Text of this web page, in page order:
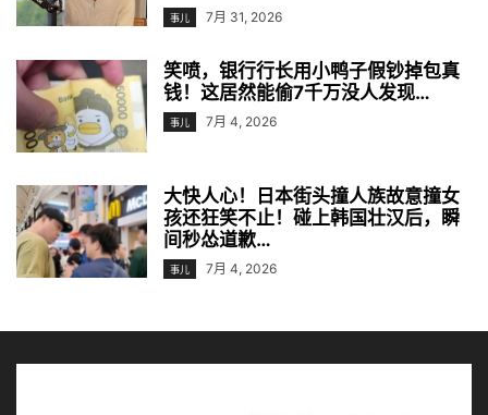
事儿 7月 31, 2026
笑喷，银行行长用小鸭子假钞掉包真
钱！这居然能偷7千万没人发现…
事儿 7月 4, 2026
大快人心！日本街头撞人族故意撞女
孩还狂笑不止！碰上韩国壮汉后，瞬
间秒怂道歉…
事儿 7月 4, 2026